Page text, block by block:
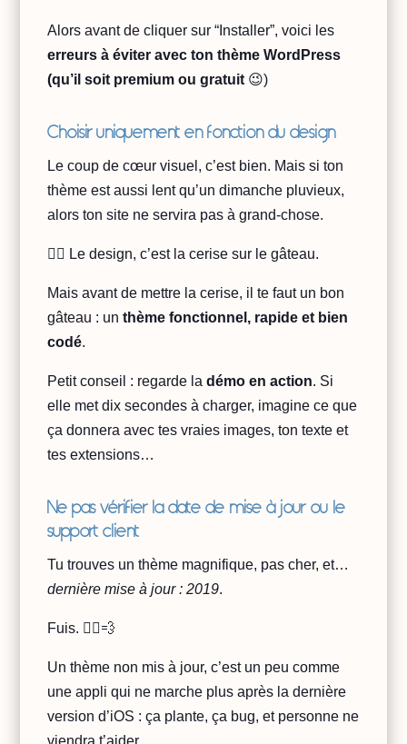
Alors avant de cliquer sur “Installer”, voici les
erreurs à éviter avec ton thème WordPress
(qu’il soit premium ou gratuit 😉)
Choisir uniquement en fonction du design
Le coup de cœur visuel, c’est bien. Mais si ton
thème est aussi lent qu’un dimanche pluvieux,
alors ton site ne servira pas à grand-chose.
👉🏻 Le design, c’est la cerise sur le gâteau.
Mais avant de mettre la cerise, il te faut un bon
gâteau : unthème fonctionnel, rapide et bien
codé.
Petit conseil : regarde ladémo en action. Si
elle met dix secondes à charger, imagine ce que
ça donnera avec tes vraies images, ton texte et
tes extensions…
Ne pas vérifier la date de mise à jour ou le
support client
Tu trouves un thème magnifique, pas cher, et…
dernière mise à jour : 2019.
Fuis. 🏃‍♀️💨
Un thème non mis à jour, c’est un peu comme
une appli qui ne marche plus après la dernière
version d’iOS : ça plante, ça bug, et personne ne
viendra t’aider.